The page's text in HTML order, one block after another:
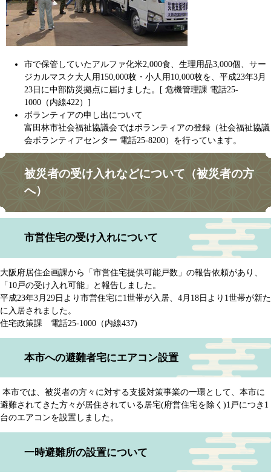
市で保管していたアルファ化米2,000食、生理用品3,000個、サー
ジカルマスク大人用150,000枚・小人用10,000枚を、平成23年3月
23日に中部防災拠点に届けました。[ 危機管理課 電話25-
1000（内線422）]
ボランティアの申し出について
富田林市社会福祉協議会ではボランティアの登録（社会福祉協議
会ボランティアセンター 電話25-8200）を行っています。
被災者の受け入れなどについて（被災者の方
へ）
市営住宅の受け入れについて
大阪府居住企画課から「市営住宅提供可能戸数」の報告依頼があり、
「10戸の受け入れ可能」と報告しました。
平成23年3月29日より市営住宅に1世帯が入居、4月18日より1世帯が新た
に入居されました。
住宅政策課 電話25-1000（内線437)
本市への避難者宅にエアコン設置
本市では、被災者の方々に対する支援対策事業の一環として、本市に
避難されてきた方々が居住されている居宅(府営住宅を除く)1戸につき1
台のエアコンを設置しました。
一時避難所の設置について